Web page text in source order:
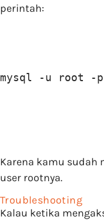
perintah:
mysql -u root -p
Karena kamu
user rootnya.
Troubleshooting
Kalau ketika